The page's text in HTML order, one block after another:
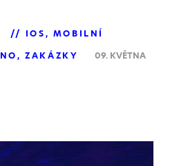
IOS
MOBILNÍ
ZAKÁZKY
09. KVĚTNA